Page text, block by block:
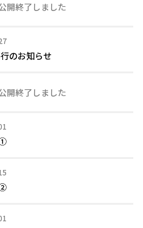
開終了しました
27日
のお知らせ
開終了しました
01日
①
15日
➁
01日